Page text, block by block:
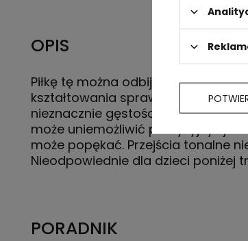
OPIS
Piłkę tę można odbijać, rzucać lub
kształtowania sprawia, że
nieznacznie gęstością, kolorem,
może uniemożliwić precyzyjny i
może popękać. Przejścia tonalne
Nieodpowiednie dla dzieci poniżej
PORADNIK